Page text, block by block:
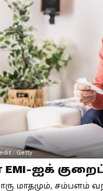
: Getty
ஐக்
மாதமும், சம்பளம்